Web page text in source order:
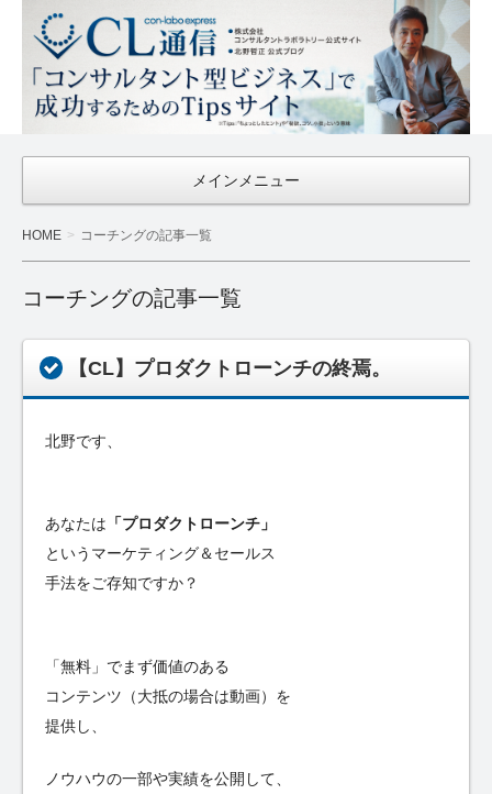
CL通信
｜Con-
Labo
メインメニュー
HOME コーチングの記事一覧
コーチングの記事一覧
【CL】プロダクトローンチの終焉。
北野です、
あなたは 「プロダクトローンチ」
というマーケティング＆セールス
手法をご存知ですか？
「無料」でまず価値のある
コンテンツ（大抵の場合は動画）を
提供し、
ノウハウの一部や実績を公開して、